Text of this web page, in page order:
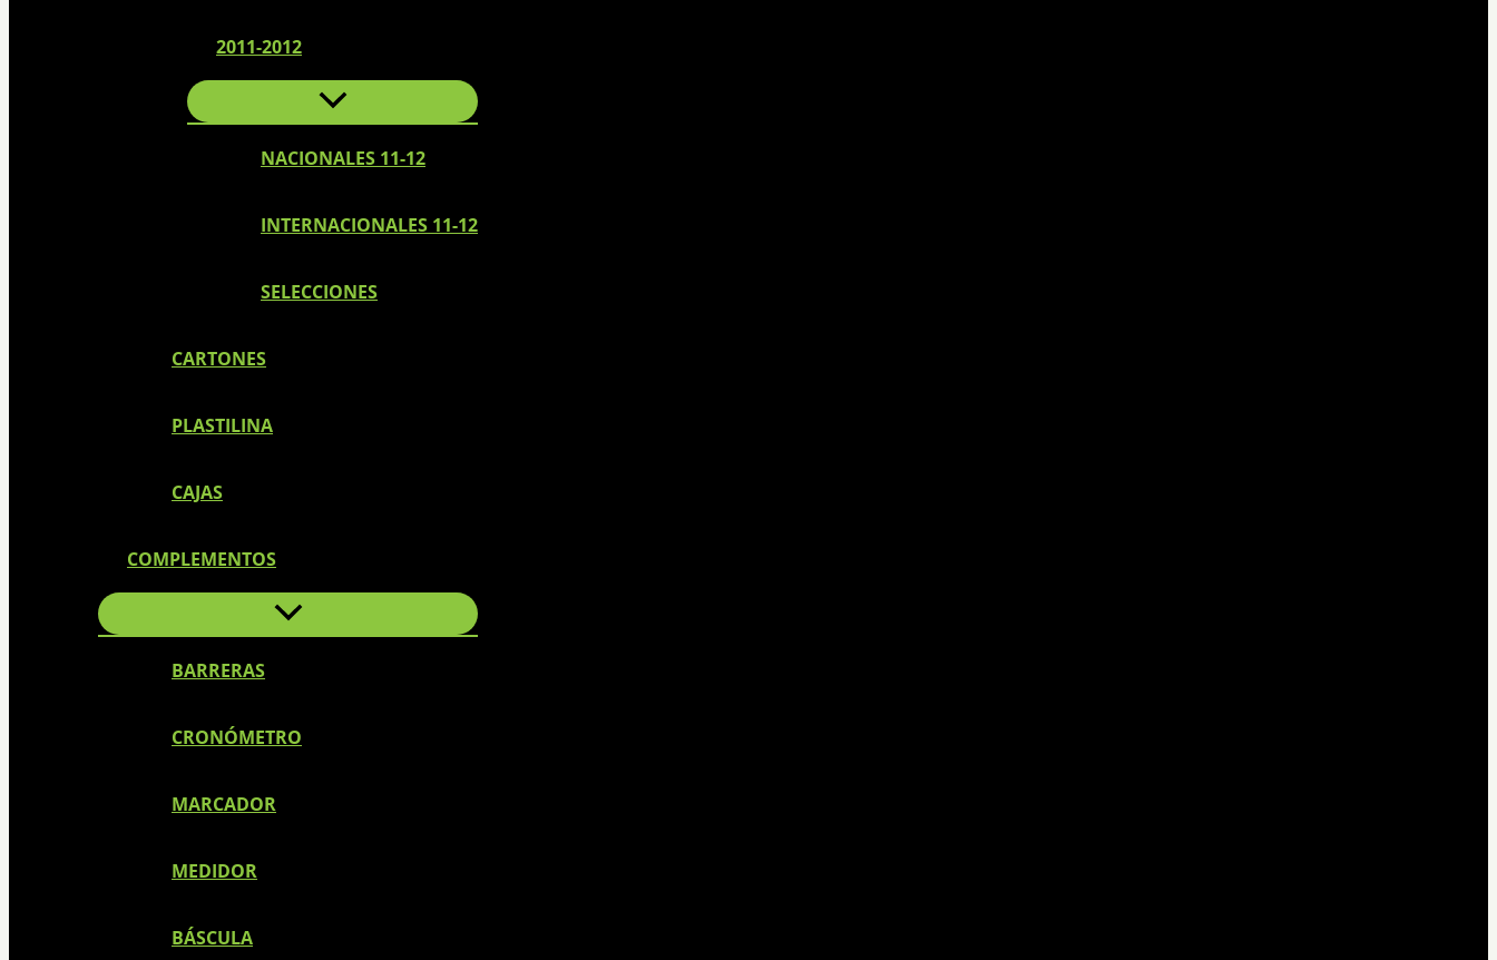
2011-2012
NACIONALES 11-12
INTERNACIONALES 11-12
SELECCIONES
CARTONES
PLASTILINA
CAJAS
COMPLEMENTOS
BARRERAS
CRONÓMETRO
MARCADOR
MEDIDOR
BÁSCULA